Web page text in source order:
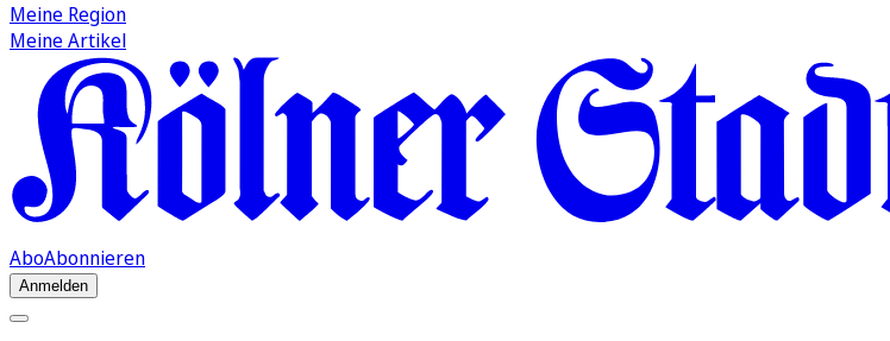
Meine Region
Meine Artikel
AboAbonnieren
Anmelden